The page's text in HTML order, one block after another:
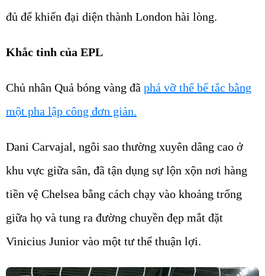
đủ để khiến đại diện thành London hài lòng.
Khắc tinh của EPL
Chủ nhân Quả bóng vàng đã phá vỡ thế bế tắc bằng
một pha lập công đơn giản.
Dani Carvajal, ngôi sao thường xuyên dâng cao ở
khu vực giữa sân, đã tận dụng sự lộn xộn nơi hàng
tiền vệ Chelsea bằng cách chạy vào khoảng trống
giữa họ và tung ra đường chuyền đẹp mắt đặt
Vinicius Junior vào một tư thế thuận lợi.